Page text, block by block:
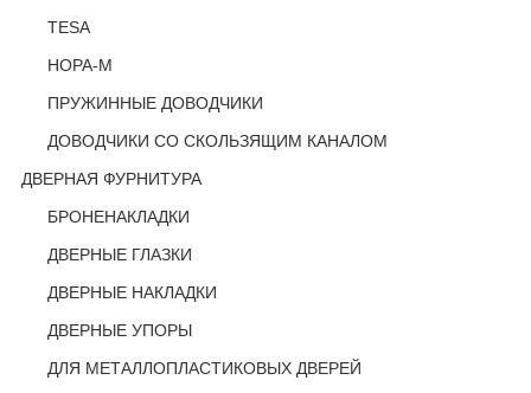
TESA
НОРА-М
ПРУЖИННЫЕ ДОВОДЧИКИ
ДОВОДЧИКИ СО СКОЛЬЗЯЩИМ КАНАЛОМ
ДВЕРНАЯ ФУРНИТУРА
БРОНЕНАКЛАДКИ
ДВЕРНЫЕ ГЛАЗКИ
ДВЕРНЫЕ НАКЛАДКИ
ДВЕРНЫЕ УПОРЫ
ДЛЯ МЕТАЛЛОПЛАСТИКОВЫХ ДВЕРЕЙ